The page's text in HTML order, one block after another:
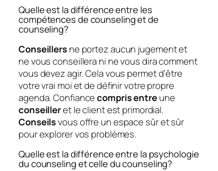
Quelle est la différence entre les
compétences de counseling et de
counseling?
Conseillersne portez aucun jugement et
ne vous conseillera ni ne vous dira comment
vous devez agir. Cela vous permet d’être
votre vrai moi et de définir votre propre
agenda. Confiancecompris entreune
conseilleret le client est primordial.
Conseilsvous offre un espace sûr et sûr
pour explorer vos problèmes.
Quelle est la différence entre la psychologie
du counseling et celle du counseling?